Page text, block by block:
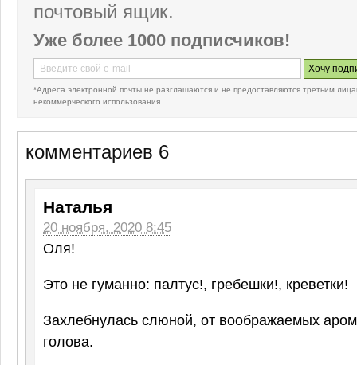
почтовый ящик.
Уже более 1000 подписчиков!
*Адреса электронной почты не разглашаются и не предоставляются третьим
некоммерческого использования.
комментариев 6
Наталья
20 ноября, 2020 8:45
Оля!
Это не гуманно: палтус!, гребешки!, креветки!
Захлебнулась слюной, от воображаемых
голова.